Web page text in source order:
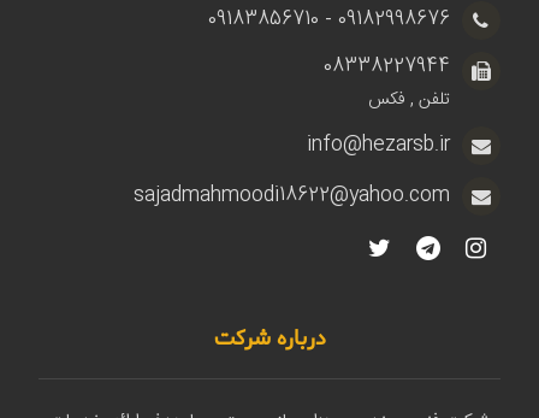
09182998676 - 09183856710
08338227944
تلفن , فکس
info@hezarsb.ir
sajadmahmoodi18622@yahoo.com
درباره شرکت